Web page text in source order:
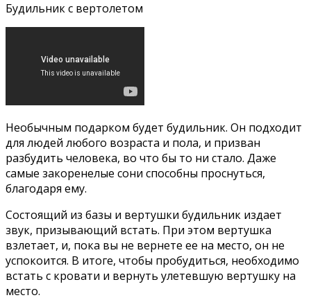
Будильник с вертолетом
Необычным подарком будет будильник. Он подходит
для людей любого возраста и пола, и призван
разбудить человека, во что бы то ни стало. Даже
самые закоренелые сони способны проснуться,
благодаря ему.
Состоящий из базы и вертушки будильник издает
звук, призывающий встать. При этом вертушка
взлетает, и, пока вы не вернете ее на место, он не
успокоится. В итоге, чтобы пробудиться, необходимо
встать с кровати и вернуть улетевшую вертушку на
место.